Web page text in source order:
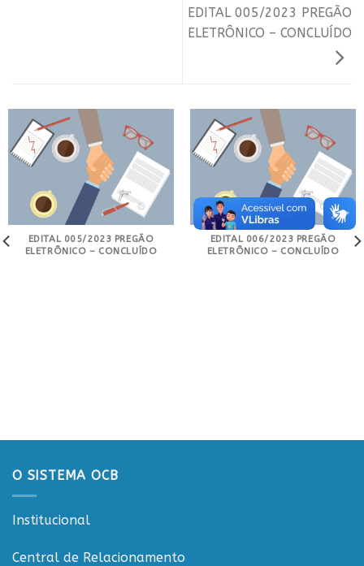
EDITAL 005/2023 PREGÃO
ELETRÔNICO – CONCLUÍDO
EDITAL 005/2023 PREGÃO
ELETRÔNICO – CONCLUÍDO
EDITAL 006/2023 PREGÃO
ELETRÔNICO – CONCLUÍDO
O SISTEMA OCB
Institucional
Central de Relacionamento